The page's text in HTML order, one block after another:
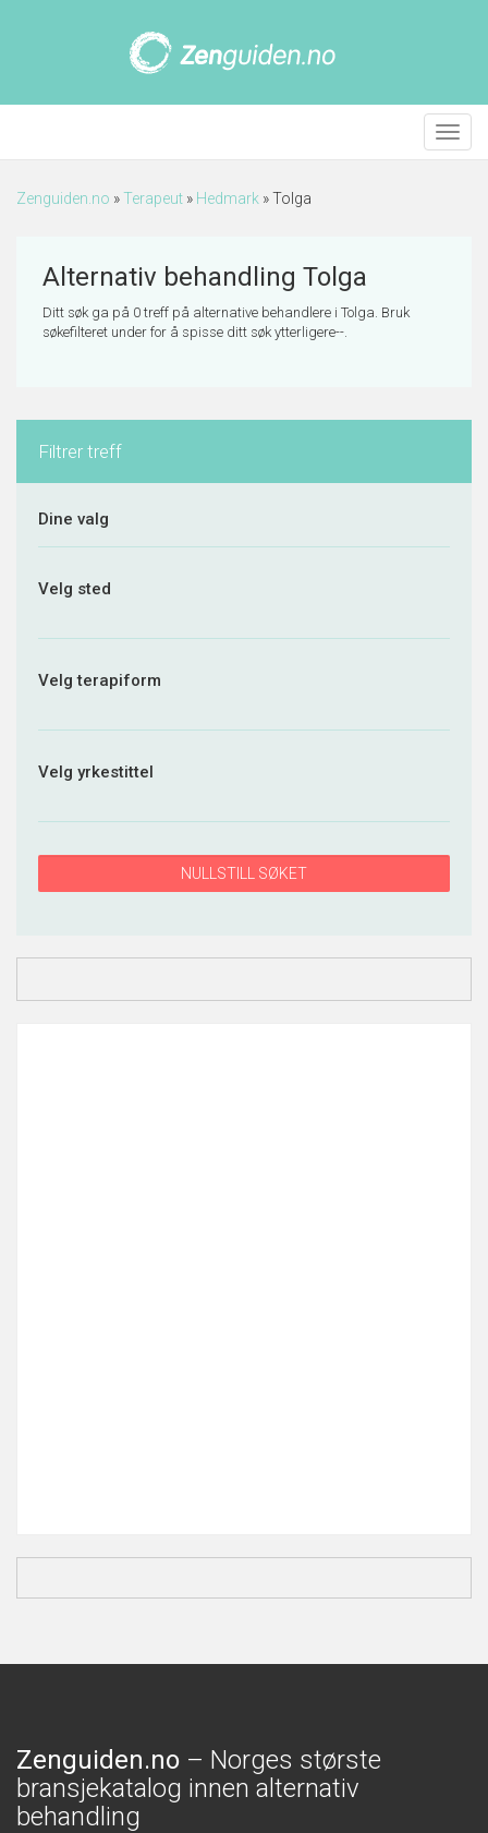
Meny
Zenguiden.no »Terapeut » Hedmark »Tolga
Alternativ behandling Tolga
Ditt søk ga på 0 treff på alternative behandlere i Tolga. Bruk
søkefilteret under for å spisse ditt søk ytterligere--.
Filtrer treff
Dine valg
Velg sted
Velg terapiform
Velg yrkestittel
NULLSTILL SØKET
Zenguiden.no – Norges største
bransjekatalog innen alternativ
behandling